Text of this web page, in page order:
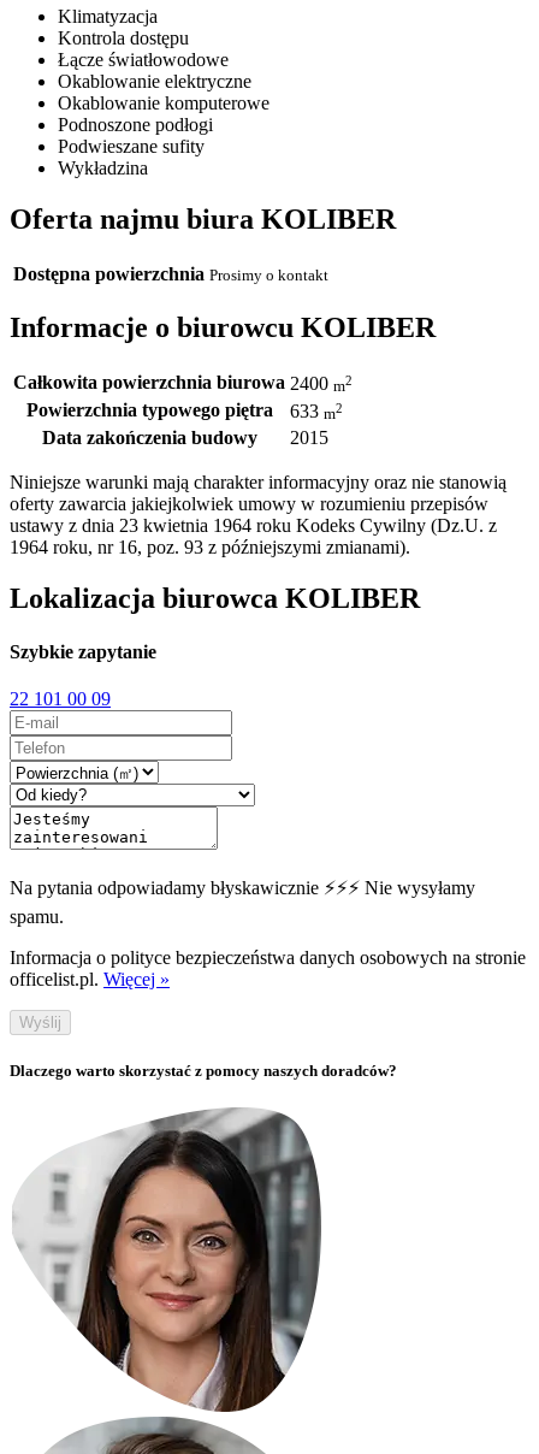
Klimatyzacja
Kontrola dostępu
Łącze światłowodowe
Okablowanie elektryczne
Okablowanie komputerowe
Podnoszone podłogi
Podwieszane sufity
Wykładzina
Oferta najmu biura KOLIBER
Dostępna powierzchnia Prosimy o kontakt
Informacje o biurowcu KOLIBER
Całkowita powierzchnia biurowa 2400 m2
Powierzchnia typowego piętra 633 m2
Data zakończenia budowy 2015
Niniejsze warunki mają charakter informacyjny oraz nie stanowią
oferty zawarcia jakiejkolwiek umowy w rozumieniu przepisów
ustawy z dnia 23 kwietnia 1964 roku Kodeks Cywilny (Dz.U. z
1964 roku, nr 16, poz. 93 z późniejszymi zmianami).
Lokalizacja biurowca KOLIBER
Szybkie zapytanie
22 101 00 09
Na pytania odpowiadamy błyskawicznie ⚡⚡⚡ Nie wysyłamy
spamu.
Informacja o polityce bezpieczeństwa danych osobowych na stronie
officelist.pl. Więcej »
Wyślij
Dlaczego warto skorzystać z pomocy naszych doradców?